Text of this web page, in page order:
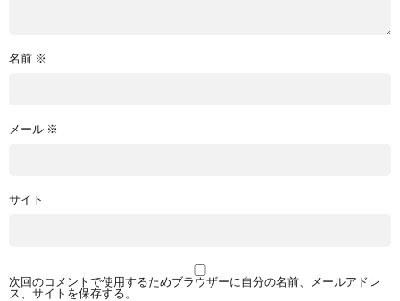
名前 ※
メール ※
サイト
次回のコメントで使用するためブラウザーに自分の名前、メールアドレ
ス、サイトを保存する。